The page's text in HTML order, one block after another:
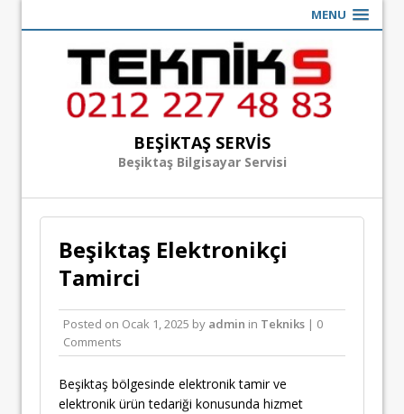
MENU
BEŞIKTAŞ SERVIS
Beşiktaş Bilgisayar Servisi
Beşiktaş Elektronikçi
Tamirci
Posted on Ocak 1, 2025 by admin in Tekniks | 0
Comments
Beşiktaş bölgesinde elektronik tamir ve
elektronik ürün tedariği konusunda hizmet